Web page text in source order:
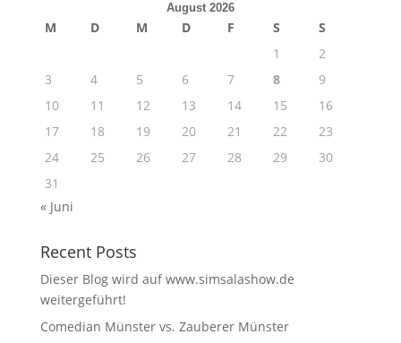
August 2026
M D M D F S
S
1
2
3
4 5 6 7 8
9
10
11 12 13 14 15
16
17
18 19 20 21 22
23
24
25 26 27 28 29
30
31
« Juni
Recent Posts
Dieser Blog wird auf www.simsalashow.de
weitergeführt!
Comedian Münster vs. Zauberer Münster